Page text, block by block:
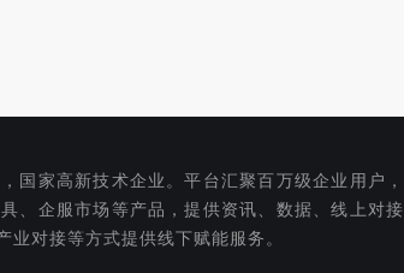
国家高新技术企业。平台汇聚百万级企业用户，
、企服市场等产品，提供资讯、数据、线上对接
对接等方式提供线下赋能服务。